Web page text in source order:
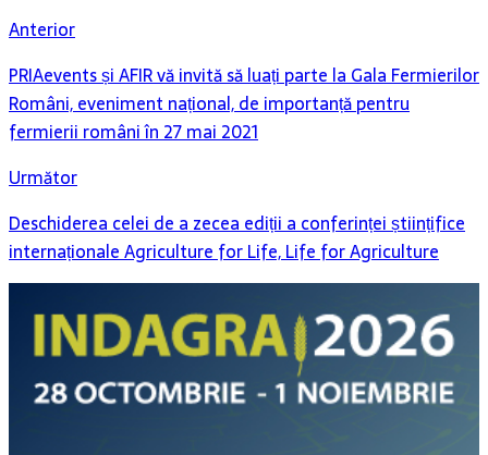
Anterior
PRIAevents și AFIR vă invită să luați parte la Gala Fermierilor
Români, eveniment național, de importanță pentru
fermierii români în 27 mai 2021
Următor
Deschiderea celei de a zecea ediții a conferinței științifice
internaționale Agriculture for Life, Life for Agriculture